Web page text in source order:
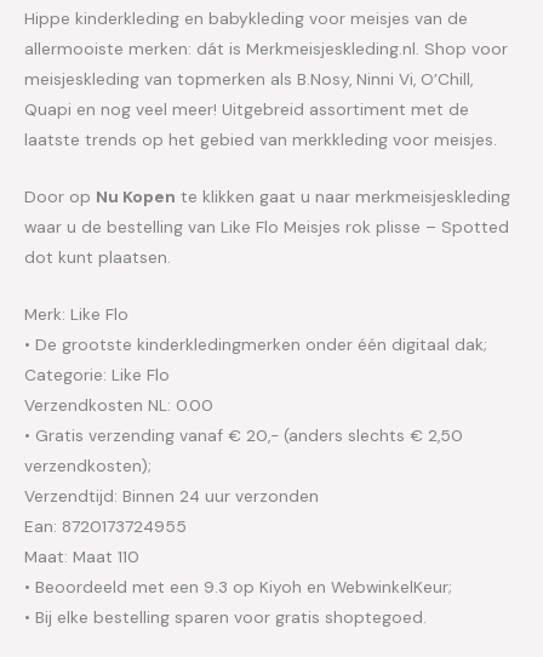
Hippe kinderkleding en babykleding voor meisjes van de
allermooiste merken: dát is Merkmeisjeskleding.nl. Shop voor
meisjeskleding van topmerken als B.Nosy, Ninni Vi, O’Chill,
Quapi en nog veel meer! Uitgebreid assortiment met de
laatste trends op het gebied van merkkleding voor meisjes.
Door op Nu Kopen te klikken gaat u naar merkmeisjeskleding
waar u de bestelling van Like Flo Meisjes rok plisse – Spotted
dot kunt plaatsen.
Merk: Like Flo
• De grootste kinderkledingmerken onder één digitaal dak;
Categorie: Like Flo
Verzendkosten NL: 0.00
• Gratis verzending vanaf € 20,- (anders slechts € 2,50
verzendkosten);
Verzendtijd: Binnen 24 uur verzonden
Ean: 8720173724955
Maat: Maat 110
• Beoordeeld met een 9.3 op Kiyoh en WebwinkelKeur;
• Bij elke bestelling sparen voor gratis shoptegoed.